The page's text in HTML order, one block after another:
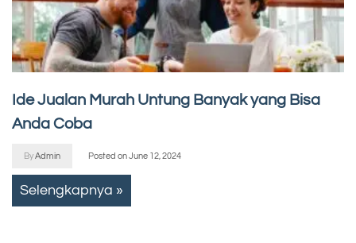
Ide Jualan Murah Untung Banyak yang Bisa
Anda Coba
ByAdmin Posted onJune 12, 2024
Selengkapnya »